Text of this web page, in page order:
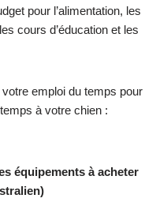
pour l’alimentation, les
cours d’éducation et les
emploi du temps pour
à votre chien :
équipements à acheter